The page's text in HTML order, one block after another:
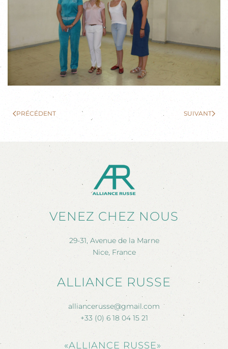
PRÉCÉDENT SUIVANT
VENEZ CHEZ NOUS
29-31, Avenue de la Marne
Nice, France
ALLIANCE RUSSE
alliancerusse@gmail.com
+33 (0) 6 18 04 15 21
«ALLIANCE RUSSE»